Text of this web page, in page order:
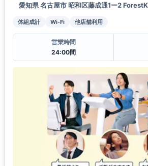
愛知県 名古屋市 昭和区藤成通1ー2
体組成計 Wi-Fi 他店舗利用
営業時間
24:00間